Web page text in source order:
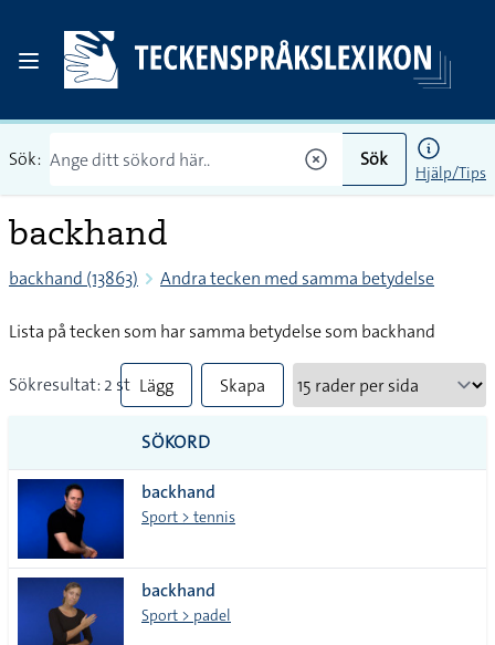
Sök: Sök
Hjälp/Tips
backhand
backhand (13863) Andra tecken med samma betydelse
Lista på tecken som har samma betydelse som backhand
Sökresultat: 2 st Lägg
till
alla i
lista
Skapa
SÖKORD
backhand
Sport > tennis
backhand
Sport > padel